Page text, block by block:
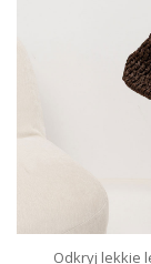
Odkryj lekkie